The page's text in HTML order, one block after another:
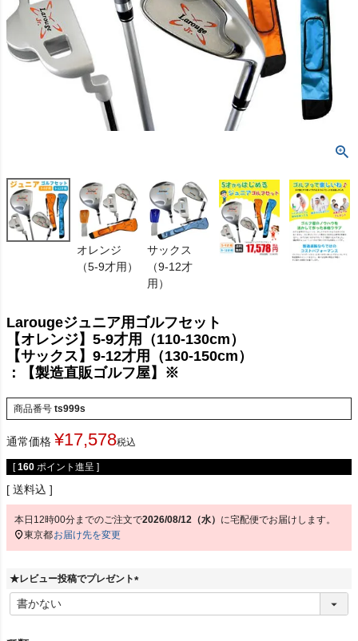
オレンジ
（5-9才用）
サックス
（9-12才
用）
Larougeジュニア用ゴルフセット
【オレンジ】5-9才用（110-130cm）
【サックス】9-12才用（130-150cm）
：【製造直販ゴルフ屋】※
商品番号 ts999s
通常価格 ¥17,578税込
[ 160 ポイント進呈 ]
送料込
本日 12時00分 までのご注文で2026/08/12（水） に宅配便 でお届けします。
東京都お届け先を変更
★レビュー投稿でプレゼント
必